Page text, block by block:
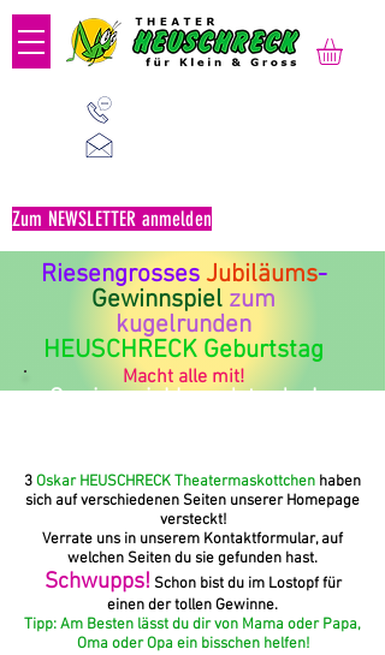
Zum NEWSLETTER anmelden
Riesengrosses Jubiläums-
Gewinnspiel zum
kugelrunden
HEUSCHRECK Geburtstag
Macht alle mit!
Gewinnspiel beendet - danke
3Oskar HEUSCHRECK Theatermaskottchen haben
sich auf verschiedenen Seiten unserer Homepage
versteckt!
Verrate uns in unserem Kontaktformular, auf
welchen Seiten du sie gefunden hast.
Schwupps! Schon bist du im Lostopf für
einen der tollen Gewinne.
Tipp: Am Besten lässt du dir von Mama oder Papa,
Oma oder Opa ein bisschen helfen!